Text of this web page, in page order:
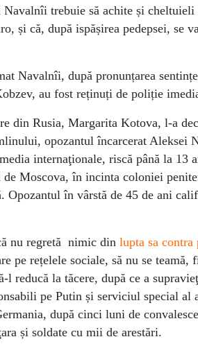
trebuie să achite și
și că, după ispășirea pedepsei, se
Navalnîi, după pronunțarea
au fost reținuți de poliție
din Rusia, Margarita Kotova, l-a
opozantul încarcerat Aleksei
internaţionale, riscă până la 13
Moscova, în incinta coloniei
Opozantul în vârstă de 45 de ani
nu regretă nimic din lupta sa
pe rețelele sociale, să nu se teamă,
l reducă la tăcere, după ce a
pe Putin și serviciul special al
după cinci luni de
și soldate cu mii de arestări.